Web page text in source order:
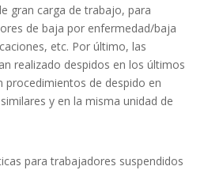
gran carga de trabajo, para
de baja por enfermedad/baja
etc. Por último, las
realizado despidos en los últimos
procedimientos de despido en
y en la misma unidad de
para trabajadores suspendidos